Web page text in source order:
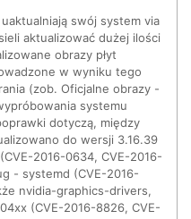
swój system via
aktualizować dużej ilości
obrazy płyt
w wyniku tego
(zob. Oficjalne obrazy -
systemu
dotyczą, między
do wersji 3.16.39
2016-0634, CVE-2016-
- systemd (CVE-2016-
nvidia-graphics-drivers,
(CVE-2016-8826, CVE-